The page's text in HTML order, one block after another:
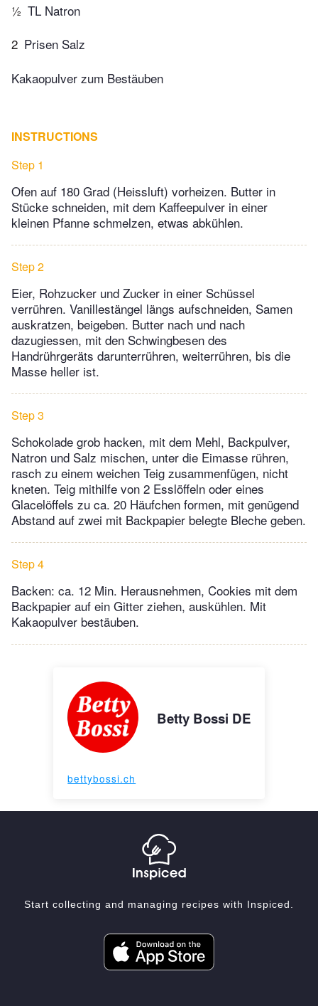
½ TL Natron
2 Prisen Salz
Kakaopulver zum Bestäuben
INSTRUCTIONS
Step 1
Ofen auf 180 Grad (Heissluft) vorheizen. Butter in
Stücke schneiden, mit dem Kaffeepulver in einer
kleinen Pfanne schmelzen, etwas abkühlen.
Step 2
Eier, Rohzucker und Zucker in einer Schüssel
verrühren. Vanillestängel längs aufschneiden, Samen
auskratzen, beigeben. Butter nach und nach
dazugiessen, mit den Schwingbesen des
Handrührgeräts darunterrühren, weiterrühren, bis die
Masse heller ist.
Step 3
Schokolade grob hacken, mit dem Mehl, Backpulver,
Natron und Salz mischen, unter die Eimasse rühren,
rasch zu einem weichen Teig zusammenfügen, nicht
kneten. Teig mithilfe von 2 Esslöffeln oder eines
Glacelöffels zu ca. 20 Häufchen formen, mit genügend
Abstand auf zwei mit Backpapier belegte Bleche geben.
Step 4
Backen: ca. 12 Min. Herausnehmen, Cookies mit dem
Backpapier auf ein Gitter ziehen, auskühlen. Mit
Kakaopulver bestäuben.
Betty Bossi DE
bettybossi.ch
Start collecting and managing recipes with Inspiced.